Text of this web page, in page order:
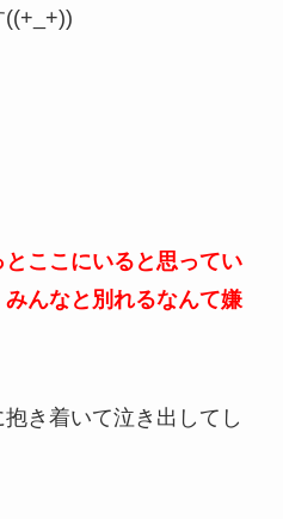
((+_+))
とここにいると思ってい
んなと別れるなんて嫌
き着いて泣き出してし